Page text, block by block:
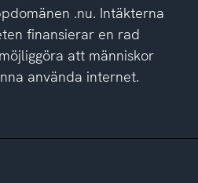
.nu. Intäkterna
finansierar en rad
att människor
använda internet.